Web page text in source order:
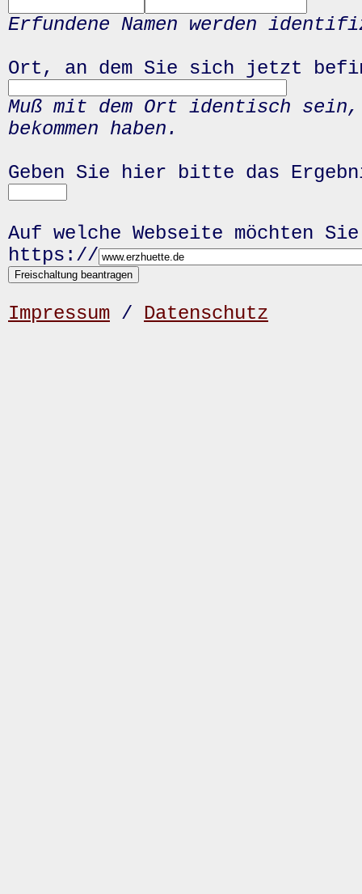
Erfundene Namen werden
Ort, an dem Sie sich jetzt
Muß mit dem Ort identisch
bekommen haben.
Geben Sie hier bitte das
Auf welche Webseite möchten
https://
Impressum / Datenschutz